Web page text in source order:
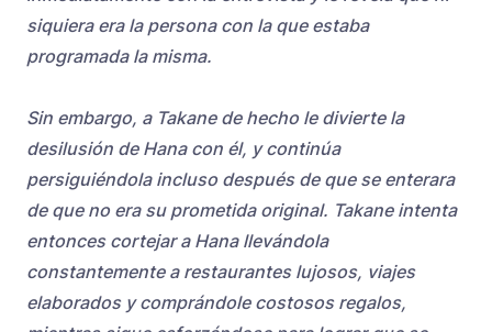
siquiera era la persona con la que estaba
programada la misma.
Sin embargo, a Takane de hecho le divierte la
desilusión de Hana con él, y continúa
persiguiéndola incluso después de que se enterara
de que no era su prometida original. Takane intenta
entonces cortejar a Hana llevándola
constantemente a restaurantes lujosos, viajes
elaborados y comprándole costosos regalos,